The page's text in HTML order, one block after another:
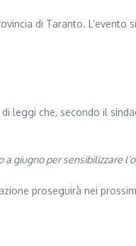
di Taranto. L’evento
leggi che, secondo il
giugno per sensibilizzare
proseguirà nei